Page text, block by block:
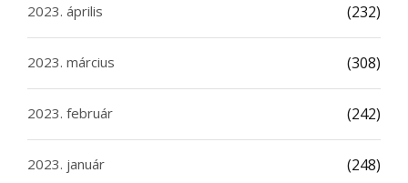
2023. április (232)
2023. március (308)
2023. február (242)
2023. január (248)